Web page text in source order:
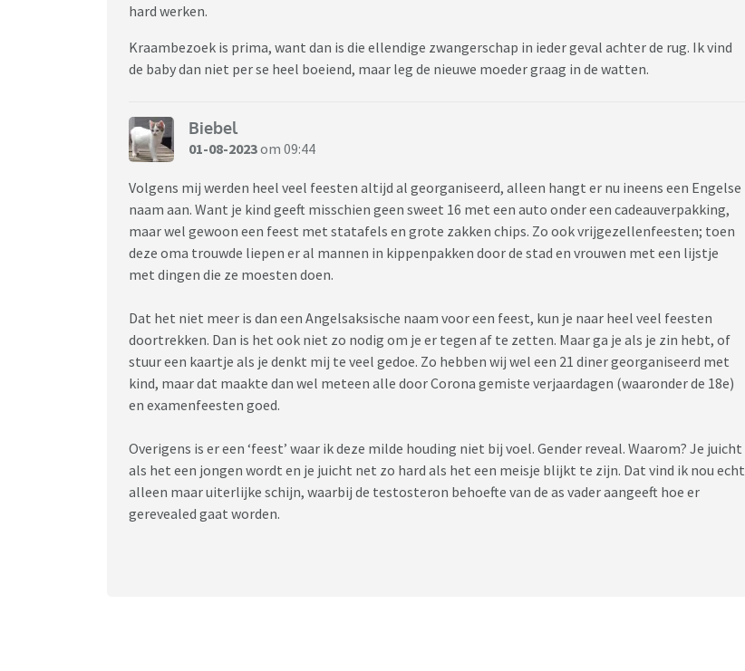
hard werken.
Kraambezoek is prima, want dan is die ellendige zwangerschap in ieder geval achter de rug. Ik vind
de baby dan niet per se heel boeiend, maar leg de nieuwe moeder graag in de watten.
Biebel
01-08-2023om 09:44
Volgens mij werden heel veel feesten altijd al georganiseerd, alleen hangt er nu ineens een Engelse
naam aan. Want je kind geeft misschien geen sweet 16 met een auto onder een cadeauverpakking,
maar wel gewoon een feest met statafels en grote zakken chips. Zo ook vrijgezellenfeesten; toen
deze oma trouwde liepen er al mannen in kippenpakken door de stad en vrouwen met een lijstje
met dingen die ze moesten doen.
Dat het niet meer is dan een Angelsaksische naam voor een feest, kun je naar heel veel feesten
doortrekken. Dan is het ook niet zo nodig om je er tegen af te zetten. Maar ga je als je zin hebt, of
stuur een kaartje als je denkt mij te veel gedoe. Zo hebben wij wel een 21 diner georganiseerd met
kind, maar dat maakte dan wel meteen alle door Corona gemiste verjaardagen (waaronder de 18e)
en examenfeesten goed.
Overigens is er een ‘feest’ waar ik deze milde houding niet bij voel. Gender reveal. Waarom? Je juicht
als het een jongen wordt en je juicht net zo hard als het een meisje blijkt te zijn. Dat vind ik nou echt
alleen maar uiterlijke schijn, waarbij de testosteron behoefte van de as vader aangeeft hoe er
gerevealed gaat worden.